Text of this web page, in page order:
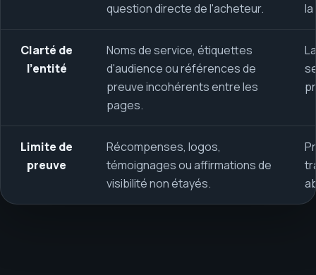
question directe de l'acheteur.
Clarté de
l'entité
Noms de service, étiquettes
d'audience ou références de
preuve incohérents entre les
pages.
Limite de
preuve
Récompenses, logos,
témoignages ou affirmations de
visibilité non étayés.